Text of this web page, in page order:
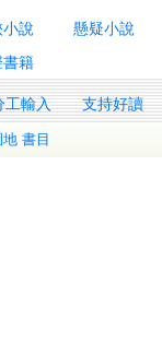
說
懸疑小說
書籍
工輸入 支持好讀
書目